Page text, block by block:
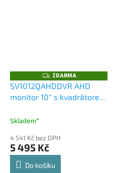
Z
D
A
R
ZDARMA
SV1012QAHDDVR AHD
monitor 10" s kvadrátorem
Skladem*
4 541 Kč bez DPH
5 495 Kč
Do košíku